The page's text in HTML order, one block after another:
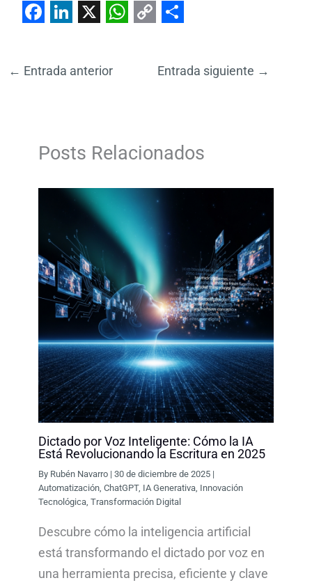
c
n
d
I
n
a
A
p
p
i
n
k
a
← Entrada anterior Entrada siguiente →
Posts Relacionados
Dictado por Voz Inteligente: Cómo la IA
Está Revolucionando la Escritura en 2025
By Rubén Navarro |30 de diciembre de 2025 |
Automatización,ChatGPT, IA Generativa, Innovación
Tecnológica,Transformación Digital
Descubre cómo la inteligencia artificial
está transformando el dictado por voz en
una herramienta precisa, eficiente y clave